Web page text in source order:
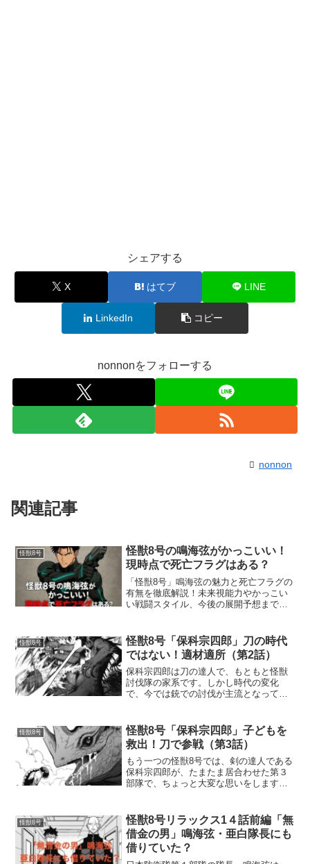
シェアする
X はてブ LINE
LinkedIn コピー
nonnonをフォローする
nonnon
関連記事
怪獣8号
怪獣8号の鳴海弦がかっこいい！
現時点で死亡フラグはある？
「怪獣8号」鳴海弦の魅力と死亡フラグの
有無を徹底解説！未来視能力やかっこい
い戦闘スタイル、今後の展開予想まで網
怪獣8号
怪獣8号「保科宗四郎」刀の時代
ではない！適材適所（第2話）
保科宗四郎は刀の達人で、もともと怪獣
討伐隊の家系です。しかし時代の変化
で、今では銃での討伐が主流となってい
獣たちに挑もうとしています。第３部隊
への訪問から、亜白隊長に一...
怪獣8号
怪獣8号「保科宗四郎」子どもを
救出！刀で参戦（第3話）
もう一つの怪獣8号では、剣の達人である
保科宗四郎が、たまたま居合わせた第３
部隊で、ちょっと大変な思いをします。
の時代で、刀を振り回して倒せる相手は
ないことは重々承知で、...
怪獣8号
怪獣8号リラックス1４話前編「無
借金の男」鳴海弦・亜白隊長にも
借りていた？